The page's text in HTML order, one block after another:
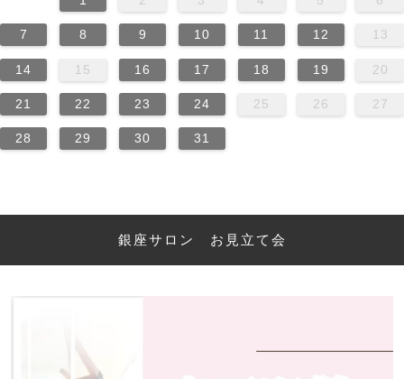
7 8 9 10 11 12 13
14 15 16 17 18 19 20
21 22 23 24 25 26 27
28 29 30 31
銀座サロン お見立て会